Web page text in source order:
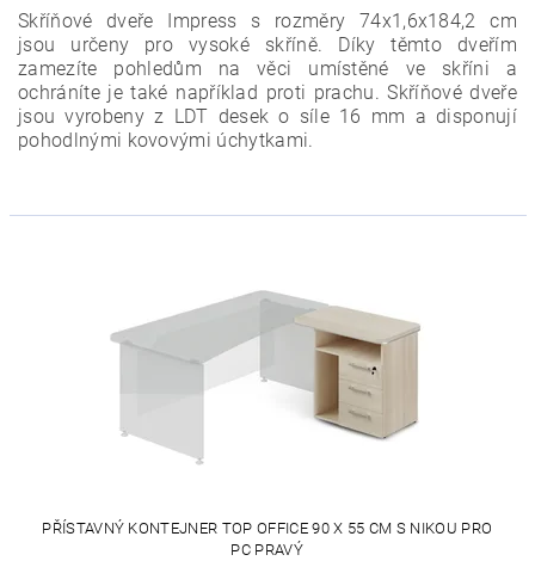
Skříňové dveře Impress s rozměry 74x1,6x184,2 cm
jsou určeny pro vysoké skříně. Díky těmto dveřím
zamezíte pohledům na věci umístěné ve skříni a
ochráníte je také například proti prachu. Skříňové dveře
jsou vyrobeny z LDT desek o síle 16 mm a disponují
pohodlnými kovovými úchytkami.
PŘÍSTAVNÝ KONTEJNER TOP OFFICE 90 X 55 CM S NIKOU PRO
PC PRAVÝ